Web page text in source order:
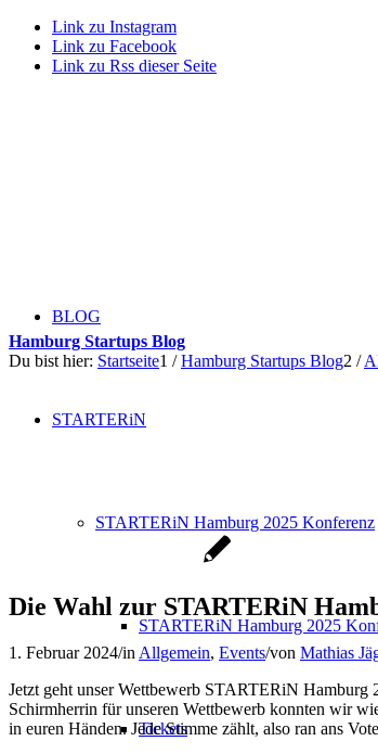
Link zu Instagram
Link zu Facebook
Link zu Rss dieser Seite
BLOG
STARTERiN
STARTERiN Hamburg 2025 Konferenz
STARTERiN Hamburg 2025
Tickets
Hamburg Startups Blog
Du bist hier: Startseite1 / Hamburg Startups Blog2 /
Die Wahl zur STARTERiN
1. Februar 2024/in Allgemein, Events/von Mathias
Jetzt geht unser Wettbewerb STARTERiN Hamburg
Schirmherrin für unseren Wettbewerb konnten wir
in euren Händen. Jede Stimme zählt, also ran ans